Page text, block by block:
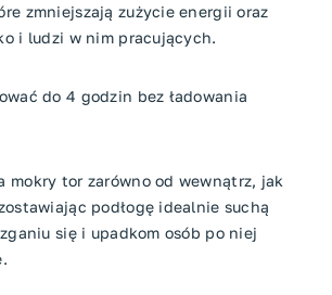
zmniejszają zużycie energii oraz
i ludzi w nim pracujących.
do 4 godzin bez ładowania
mokry tor zarówno od wewnątrz, jak
podłogę idealnie suchą
się i upadkom osób po niej